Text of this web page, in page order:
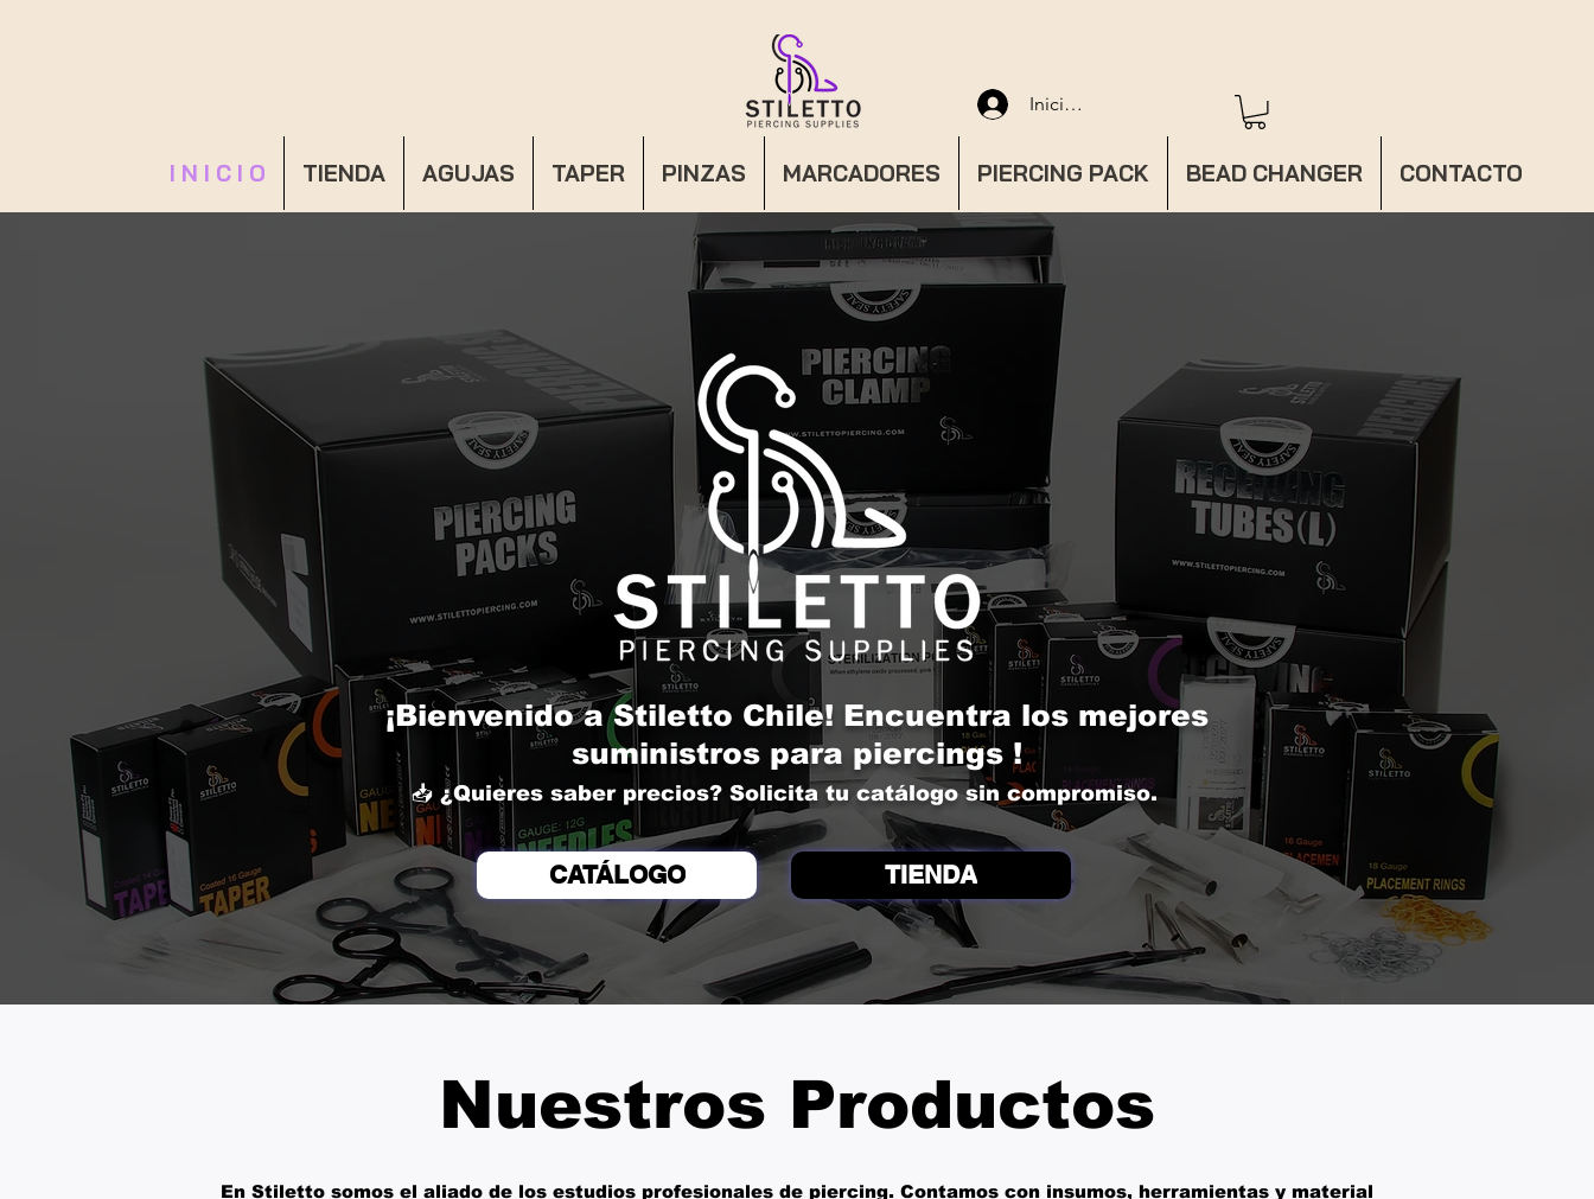
Iniciar sesión
I N I C I O TIENDA AGUJAS TAPER PINZAS MARCADORES PIERCING PACK BEAD CHANGER CONTACTO
¡Bienvenido a Stiletto Chile! Encuentra los mejores
suministros para piercings !
📥 ¿Quieres saber precios? Solicita tu catálogo sin compromiso.
CATÁLOGO TIENDA
Nuestros Productos
En Stiletto somos el aliado de los estudios profesionales de piercing. Contamos con insumos, herramientas y material